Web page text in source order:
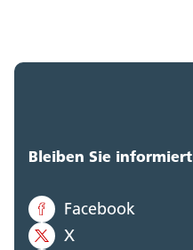
Bleiben Sie informiert
Facebook
X